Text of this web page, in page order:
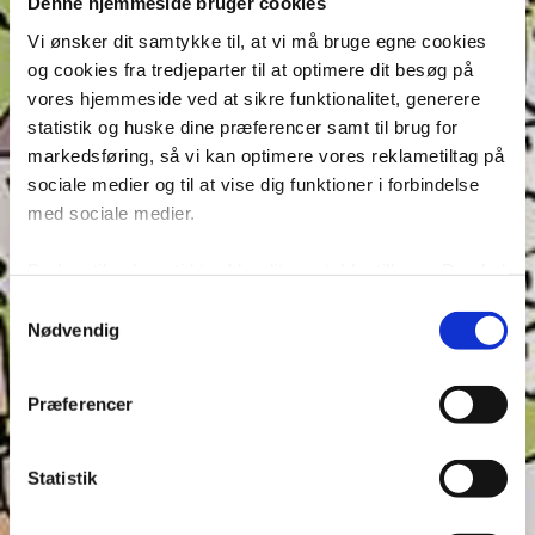
Vi ønsker dit samtykke til, at vi må bruge egne cookies
og cookies fra tredjeparter til at optimere dit besøg på
vores hjemmeside ved at sikre funktionalitet, generere
statistik og huske dine præferencer samt til brug for
markedsføring, så vi kan optimere vores reklametiltag på
sociale medier og til at vise dig funktioner i forbindelse
med sociale medier.
fungerer optimalt, hvis du ikke accepterer cookies eller
tilbagetrækker et samtykke. Du kan læse mere om vores
brug af cookies og behandling af dine personoplysninger i
forbindelse hermed i både vores
Samtykkevalg
Nødvendig
Præferencer
Statistik
Annonce